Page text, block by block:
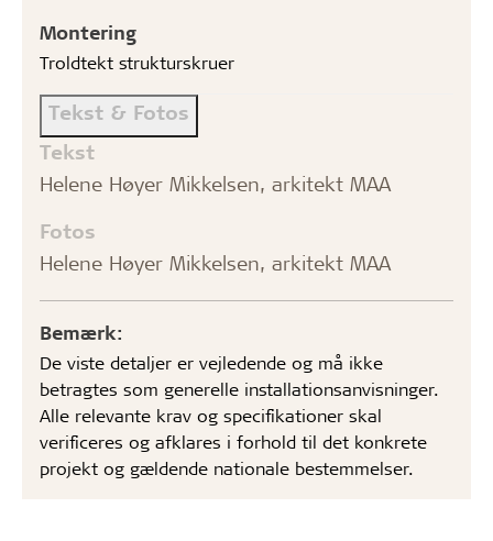
Montering
Troldtekt strukturskruer
Tekst & Fotos
Tekst
Helene Høyer Mikkelsen, arkitekt MAA
Fotos
Helene Høyer Mikkelsen, arkitekt MAA
Bemærk:
De viste detaljer er vejledende og må ikke
betragtes som generelle installationsanvisninger.
Alle relevante krav og specifikationer skal
verificeres og afklares i forhold til det konkrete
projekt og gældende nationale bestemmelser.